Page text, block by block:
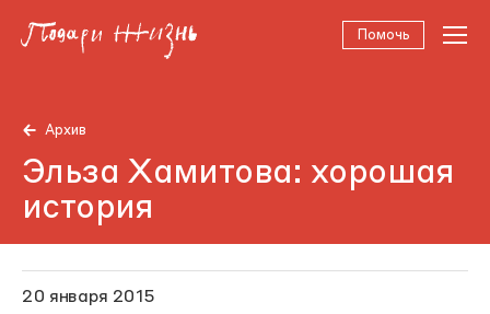
Помочь
Архив
Эльза Хамитова: хорошая
история
20 января 2015